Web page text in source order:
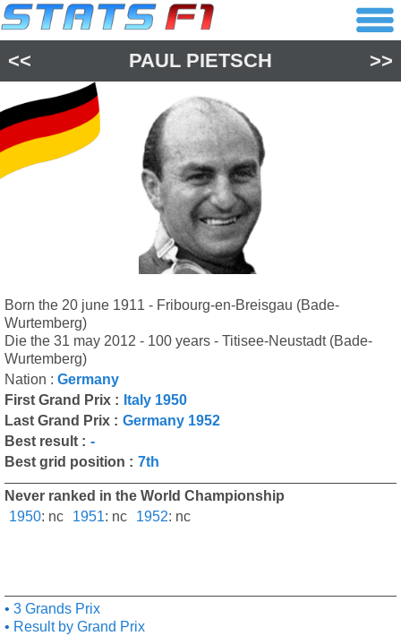
<< PAUL PIETSCH >>
Born the 20 june 1911 - Fribourg-en-Breisgau (Bade-
Wurtemberg)
Die the 31 may 2012 - 100 years - Titisee-Neustadt (Bade-
Wurtemberg)
Nation : Germany
First Grand Prix : Italy 1950
Last Grand Prix : Germany 1952
Best result : -
Best grid position : 7th
Never ranked in the World Championship
1950: nc 1951: nc 1952: nc
3 Grands Prix
Result by Grand Prix